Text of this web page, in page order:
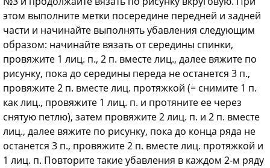
этом выполните метки посередине передней и задней
части и начинайте выполнять убавления следую­щим
образом: начинайте вязать от середи­ны спинки,
провяжите 1 лиц. п., 2 п. вместе лиц., далее вяжите по
рисунку, пока до се­редины переда не останется 3 п.,
провяжите 2 п. вместе лиц. протяжкой (= снимите 1 п.
как лиц., провяжите 1 лиц. п. и протяните ее через
снятую петлю), затем провяжите 2 лиц. п. и 2 п. вместе
лиц., далее вяжите по рисунку, пока до конца ряда не
останется 3 п., провяжите 2 п. вместе лиц. протяжкой и
1 лиц. п. Повторите такие убавления в каж­дом 2-м ряду